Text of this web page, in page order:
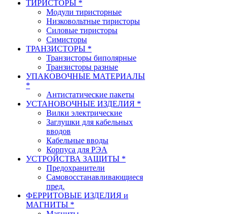
ТИРИСТОРЫ *
Модули тиристорные
Низковольтные тиристоры
Силовые тиристоры
Симисторы
ТРАНЗИСТОРЫ *
Транзисторы биполярные
Транзисторы разные
УПАКОВОЧНЫЕ МАТЕРИАЛЫ
*
Антистатические пакеты
УСТАНОВОЧНЫЕ ИЗДЕЛИЯ *
Вилки электрические
Заглушки для кабельных
вводов
Кабельные вводы
Корпуса для РЭА
УСТРОЙСТВА ЗАЩИТЫ *
Предохранители
Самовосстанавливающиеся
пред.
ФЕРРИТОВЫЕ ИЗДЕЛИЯ и
МАГНИТЫ *